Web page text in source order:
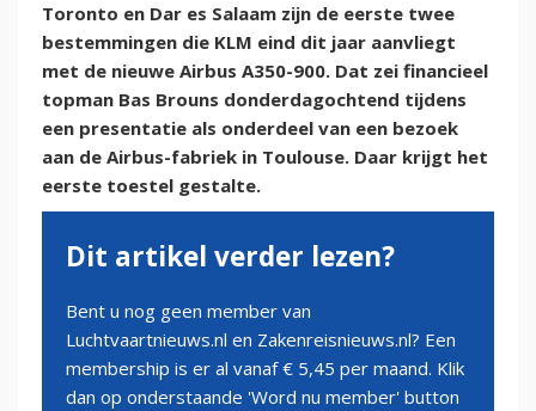
Toronto en Dar es Salaam zijn de eerste twee
bestemmingen die KLM eind dit jaar aanvliegt
met de nieuwe Airbus A350-900. Dat zei financieel
topman Bas Brouns donderdagochtend tijdens
een presentatie als onderdeel van een bezoek
aan de Airbus-fabriek in Toulouse. Daar krijgt het
eerste toestel gestalte.
Dit artikel verder lezen?
Bent u nog geen member van
Luchtvaartnieuws.nl en Zakenreisnieuws.nl? Een
membership is er al vanaf € 5,45 per maand. Klik
dan op onderstaande 'Word nu member' button